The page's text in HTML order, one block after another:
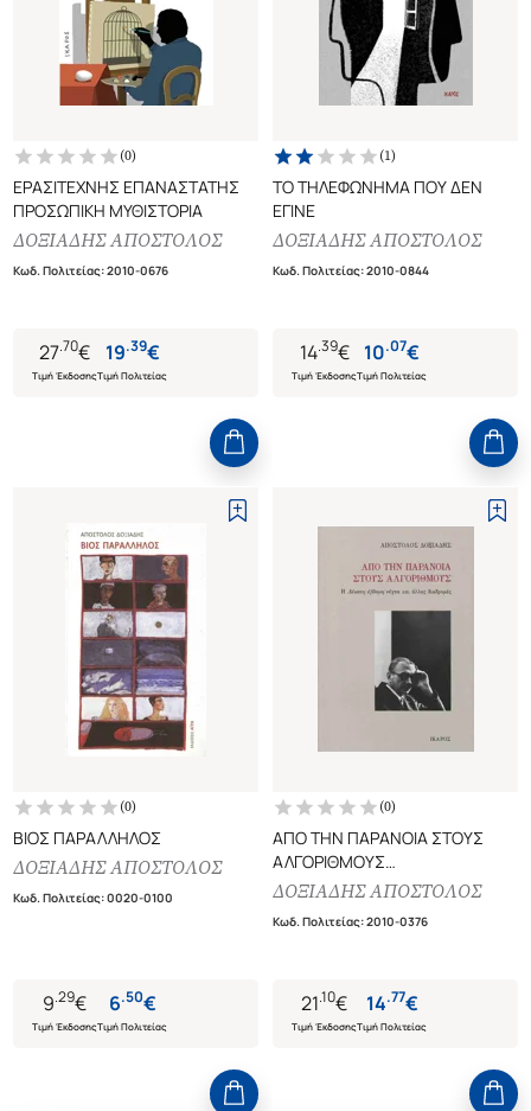
(0)
ΕΡΑΣΙΤΕΧΝΗΣ ΕΠΑΝΑΣΤΑΤΗΣ
ΠΡΟΣΩΠΙΚΗ ΜΥΘΙΣΤΟΡΙΑ
ΔΟΞΙΑΔΗΣ ΑΠΟΣΤΟΛΟΣ
Κωδ. Πολιτείας:2010-0676
27.70€
Τιμή Έκδοσης
19.39€
Τιμή Πολιτείας
(1)
ΤΟ ΤΗΛΕΦΩΝΗΜΑ ΠΟΥ ΔΕΝ
ΕΓΙΝΕ
ΔΟΞΙΑΔΗΣ ΑΠΟΣΤΟΛΟΣ
Κωδ. Πολιτείας:2010-0844
14.39€
Τιμή Έκδοσης
10.07€
Τιμή Πολιτείας
(0)
ΒΙΟΣ ΠΑΡΑΛΛΗΛΟΣ
ΔΟΞΙΑΔΗΣ ΑΠΟΣΤΟΛΟΣ
Κωδ. Πολιτείας:0020-0100
9.29€
Τιμή Έκδοσης
6.50€
Τιμή Πολιτείας
(0)
ΑΠΟ ΤΗΝ ΠΑΡΑΝΟΙΑ ΣΤΟΥΣ
ΑΛΓΟΡΙΘΜΟΥΣ
Η ΔΕΚΑΤΗ ΕΒΔΟΜΗ ΝΥΧΤΑ ΚΑΙ
ΔΟΞΙΑΔΗΣ ΑΠΟΣΤΟΛΟΣ
Κωδ. Πολιτείας:2010-0376
21.10€
Τιμή Έκδοσης
14.77€
Τιμή Πολιτείας